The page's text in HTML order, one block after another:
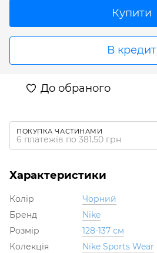
Купити
В кредит
До обраного
ПОКУПКА ЧАСТИНАМИ
6 платежів по 381.50 грн
Характеристики
Колір
Чорний
Бренд
Nike
Розмір
128-137 см
Колекція
Nike Sports Wear